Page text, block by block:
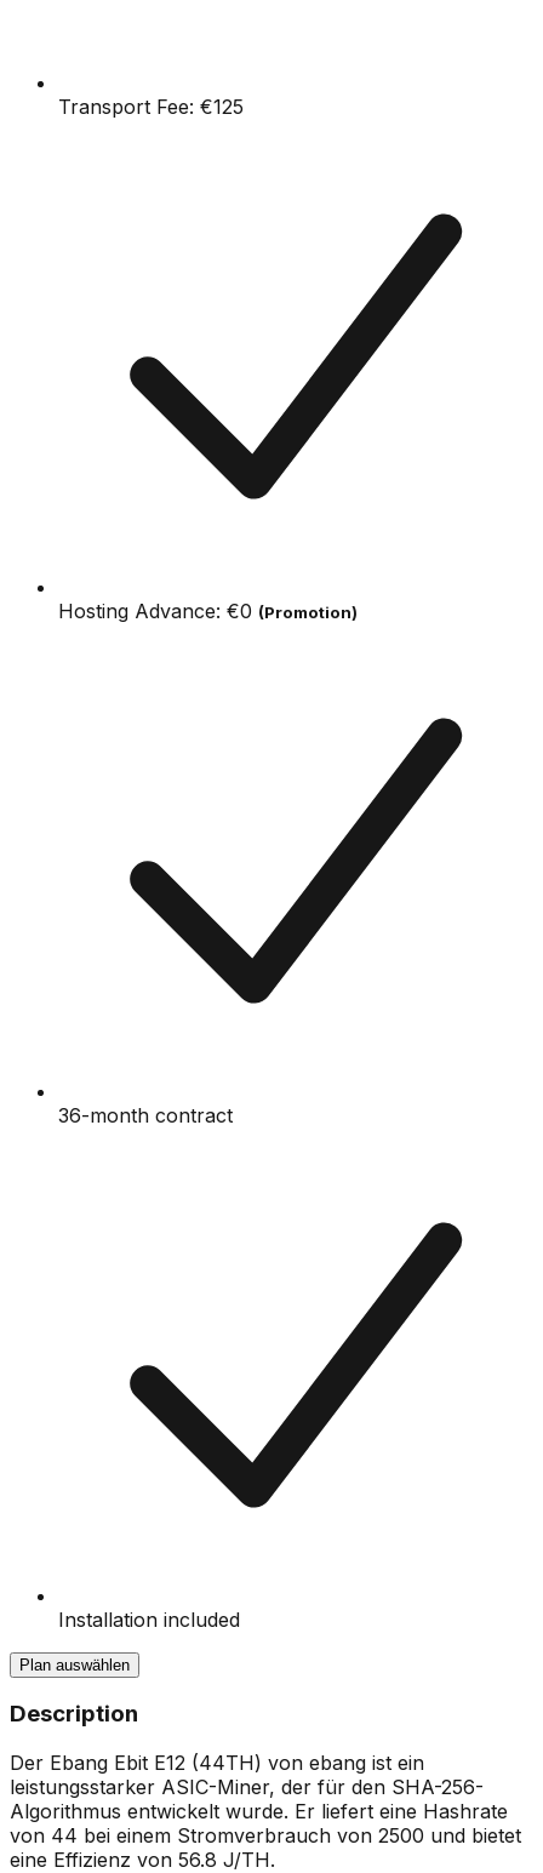
Transport Fee: €125
Hosting Advance: €0 (Promotion)
36-month contract
Installation included
Plan auswählen
Description
Der Ebang Ebit E12 (44TH) von ebang ist ein
leistungsstarker ASIC-Miner, der für den SHA-256-
Algorithmus entwickelt wurde. Er liefert eine Hashrate
von 44 bei einem Stromverbrauch von 2500 und bietet
eine Effizienz von 56.8 J/TH.